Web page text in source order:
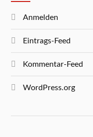
Anmelden
Eintrags-Feed
Kommentar-Feed
WordPress.org